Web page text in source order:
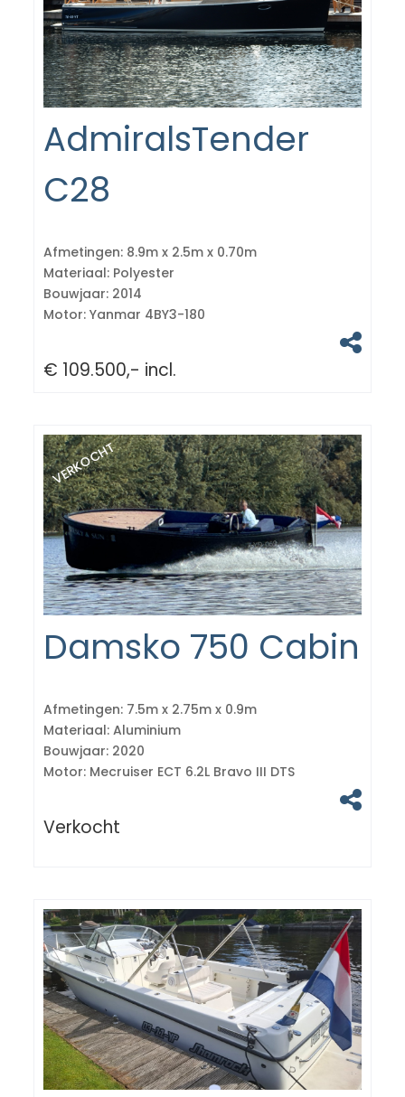
AdmiralsTender
C28
Afmetingen: 8.9m x 2.5m x 0.70m
Materiaal: Polyester
Bouwjaar: 2014
Motor: Yanmar 4BY3-180
€ 109.500,- incl.
VERKOCHT
Damsko 750 Cabin
Afmetingen: 7.5m x 2.75m x 0.9m
Materiaal: Aluminium
Bouwjaar: 2020
Motor: Mecruiser ECT 6.2L Bravo III DTS
Verkocht